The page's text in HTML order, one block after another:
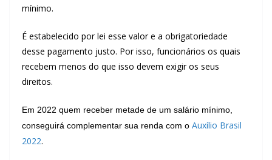
mínimo.
É estabelecido por lei esse valor e a obrigatoriedade
desse pagamento justo. Por isso, funcionários os quais
recebem menos do que isso devem exigir os seus
direitos.
Em 2022 quem receber metade de um salário mínimo,
conseguirá complementar sua renda com o Auxílio Brasil
2022.